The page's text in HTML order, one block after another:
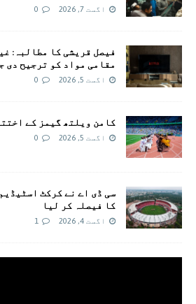
اگست 7, 2026 0
فیصل قریشی کا مطالبہ:
مقامی مواد کو ترجیح دی
اگست 5, 2026 0
کامن ویلتھ گیمز کے
اگست 5, 2026 0
سی ڈی اے نے کرکٹ
کا فیصلہ کر لیا
اگست 4, 2026 1